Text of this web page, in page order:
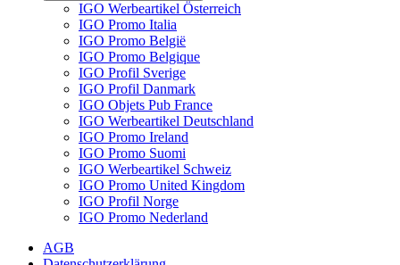
IGO Werbeartikel Österreich
IGO Promo Italia
IGO Promo België
IGO Promo Belgique
IGO Profil Sverige
IGO Profil Danmark
IGO Objets Pub France
IGO Werbeartikel Deutschland
IGO Promo Ireland
IGO Promo Suomi
IGO Werbeartikel Schweiz
IGO Promo United Kingdom
IGO Profil Norge
IGO Promo Nederland
AGB